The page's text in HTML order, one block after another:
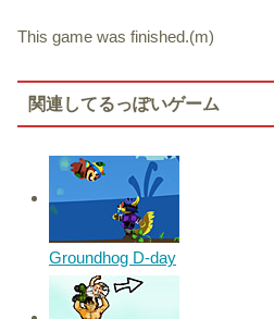
This game was finished.(m)
関連してるっぽいゲーム
Groundhog D-day